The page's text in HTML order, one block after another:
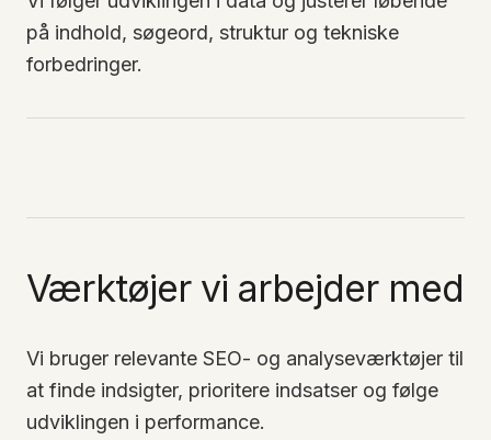
på indhold, søgeord, struktur og tekniske
forbedringer.
Værktøjer vi arbejder med
Vi bruger relevante SEO- og analyseværktøjer til
at finde indsigter, prioritere indsatser og følge
udviklingen i performance.